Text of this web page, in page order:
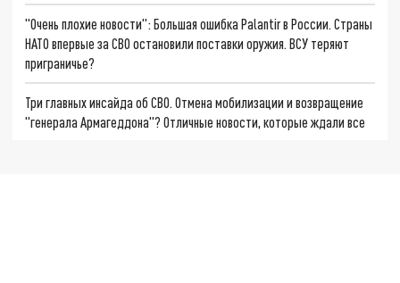
"Очень плохие новости": Большая ошибка Palantir в России. Страны
НАТО впервые за СВО остановили поставки оружия. ВСУ теряют
приграничье?
Три главных инсайда об СВО. Отмена мобилизации и возвращение
"генерала Армагеддона"? Отличные новости, которые ждали все